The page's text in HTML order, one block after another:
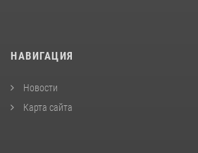
НАВИГАЦИЯ
Новости
Карта сайта